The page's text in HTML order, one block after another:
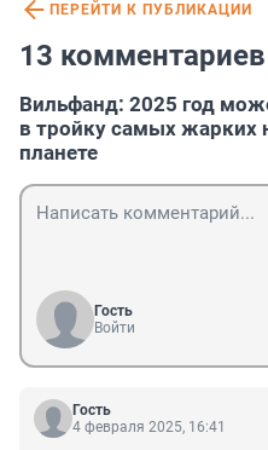
ПЕРЕЙТИ К ПУБЛИКАЦИИ
13
Вильфанд: 2025 год
в тройку самых жарких
планете
Гость
Войти
Гость
4 февраля 2025, 16:41